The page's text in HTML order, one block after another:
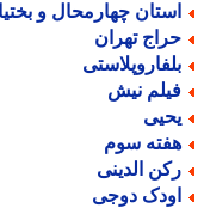
چهارمحال و بختیاری
تهران
نیش
سوم
الدینی
دوجی